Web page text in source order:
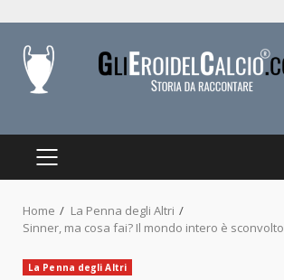
content
PRIMARY
Home
La Penna degli Altri
Sinner, ma cosa fai? Il mondo intero è sconvolto
La Penna degli Altri